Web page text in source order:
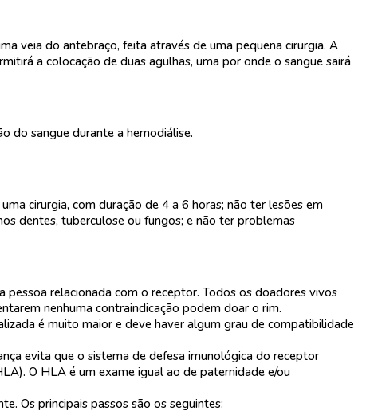
veia do antebraço, feita através de uma pequena cirurgia. A
a colocação de duas agulhas, uma por onde o sangue sairá
do sangue durante a hemodiálise.
cirurgia, com duração de 4 a 6 horas; não ter lesões em
dentes, tuberculose ou fungos; e não ter problemas
relacionada com o receptor. Todos os doadores vivos
nenhuma contraindicação podem doar o rim.
é muito maior e deve haver algum grau de compatibilidade
evita que o sistema de defesa imunológica do receptor
O HLA é um exame igual ao de paternidade e/ou
Os principais passos são os seguintes: